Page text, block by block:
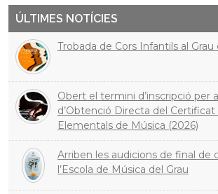
ÚLTIMES NOTÍCIES
Trobada de Cors Infantils al Grau
Obert el termini d’inscripció per
d’Obtenció Directa del Certificat
Elementals de Música (2026)
Arriben les audicions de final de
l’Escola de Música del Grau